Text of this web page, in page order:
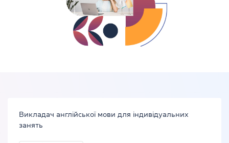
Викладач англійської мови для індивідуальних
занять